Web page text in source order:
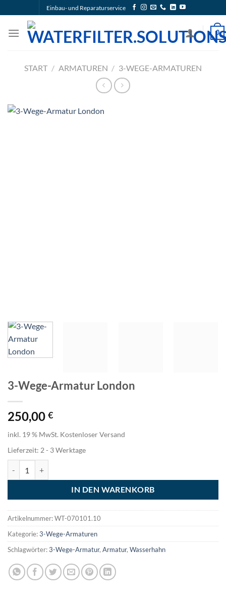
Inhalt
springen
Einbau- und Reparaturservice
0
START / ARMATUREN / 3-WEGE-ARMATUREN
3-Wege-Armatur London
250,00 €
inkl. 19 % MwSt. Kostenloser Versand
Lieferzeit: 2 - 3 Werktage
IN DEN WARENKORB
Artikelnummer:WT-070101.10
Kategorie:3-Wege-Armaturen
Schlagwörter:3-Wege-Armatur, Armatur, Wasserhahn